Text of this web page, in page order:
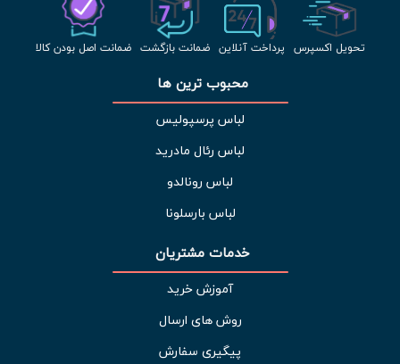
تحویل اکسپرس پرداخت آنلاین ضمانت بازگشت ضمانت اصل بودن کالا
محبوب ترین ها
لباس پرسپولیس
لباس رئال مادرید
لباس رونالدو
لباس بارسلونا
خدمات مشتریان
آموزش خرید
روش های ارسال
پیگیری سفارش